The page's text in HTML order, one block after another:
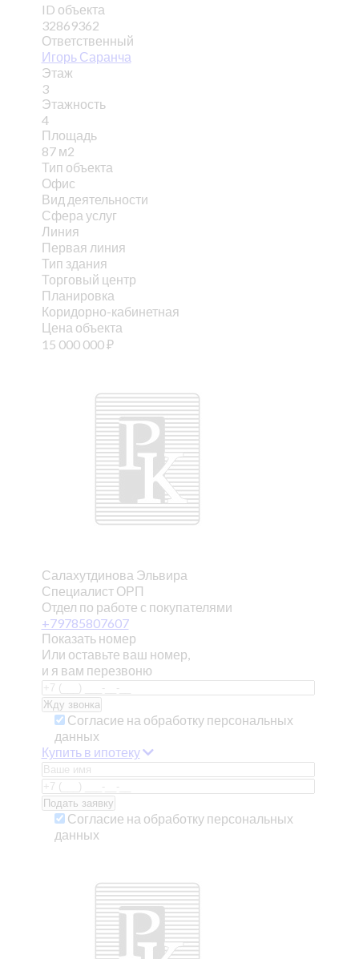
ID объекта
32869362
Ответственный
Игорь Саранча
Этаж
3
Этажность
4
Площадь
87 м2
Тип объекта
Офис
Вид деятельности
Сфера услуг
Линия
Первая линия
Тип здания
Торговый центр
Планировка
Коридорно-кабинетная
Цена объекта
15 000 000₽
Салахутдинова Эльвира
Специалист ОРП
Отдел по работе с покупателями
+79785807607
Показать номер
Или оставьте ваш номер,
и я вам перезвоню
Согласие на обработку персональных
данных
Купить в ипотеку
Согласие на обработку персональных
данных